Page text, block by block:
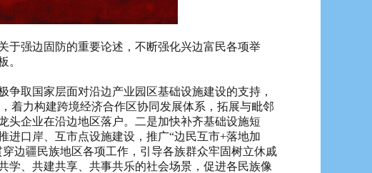
强边固防的重要论述，不断强化兴边富民各项举
。
取国家层面对沿边产业园区基础设施建设的支持，
着力构建跨境经济合作区协同发展体系，拓展与毗邻
头企业在沿边地区落户。二是加快补齐基础设施短
口岸、互市点设施建设，推广“边民互市+落地加
边疆民族地区各项工作，引导各族群众牢固树立休戚
学、共建共享、共事共乐的社会场景，促进各民族像